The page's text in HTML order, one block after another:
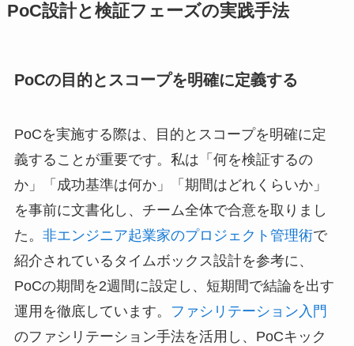
PoC設計と検証フェーズの実践手法
PoCの目的とスコープを明確に定義する
PoCを実施する際は、目的とスコープを明確に定
義することが重要です。私は「何を検証するの
か」「成功基準は何か」「期間はどれくらいか」
を事前に文書化し、チーム全体で合意を取りまし
た。 非エンジニア起業家のプロジェクト管理術で
紹介されているタイムボックス設計を参考に、
PoCの期間を2週間に設定し、短期間で結論を出す
運用を徹底しています。
ファシリテーション入門
のファシリテーション手法を活用し、PoCキック